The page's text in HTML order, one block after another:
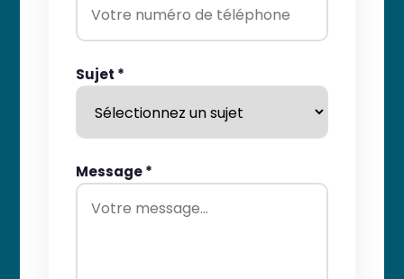
Sujet *
Message *